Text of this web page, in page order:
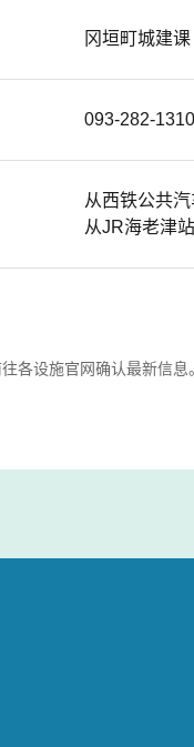
冈垣町城建课
093-282-1310
从西铁公共汽
从JR海老津
各设施官网确认最新信息。